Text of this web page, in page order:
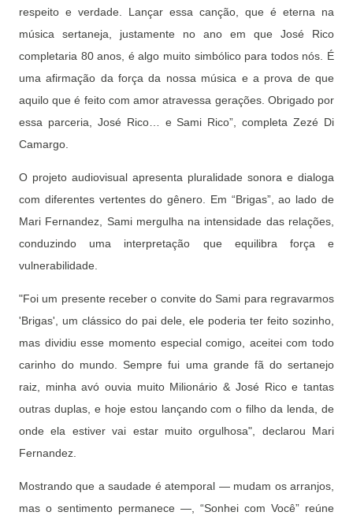
respeito e verdade. Lançar essa canção, que é eterna na
música sertaneja, justamente no ano em que José Rico
completaria 80 anos, é algo muito simbólico para todos nós. É
uma afirmação da força da nossa música e a prova de que
aquilo que é feito com amor atravessa gerações. Obrigado por
essa parceria, José Rico… e Sami Rico”, completa Zezé Di
Camargo.
O projeto audiovisual apresenta pluralidade sonora e dialoga
com diferentes vertentes do gênero. Em “Brigas”, ao lado de
Mari Fernandez, Sami mergulha na intensidade das relações,
conduzindo uma interpretação que equilibra força e
vulnerabilidade.
"Foi um presente receber o convite do Sami para regravarmos
'Brigas', um clássico do pai dele, ele poderia ter feito sozinho,
mas dividiu esse momento especial comigo, aceitei com todo
carinho do mundo. Sempre fui uma grande fã do sertanejo
raiz, minha avó ouvia muito Milionário & José Rico e tantas
outras duplas, e hoje estou lançando com o filho da lenda, de
onde ela estiver vai estar muito orgulhosa", declarou Mari
Fernandez.
Mostrando que a saudade é atemporal — mudam os arranjos,
mas o sentimento permanece —, “Sonhei com Você” reúne